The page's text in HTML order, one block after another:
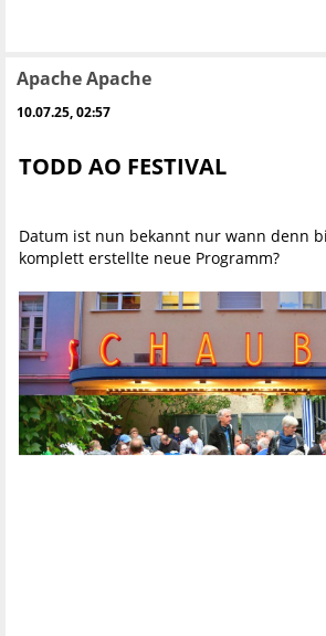
Apache Apache
10.07.25, 02:57
TODD AO FESTIVAL
Datum ist nun bekannt nur wann denn
komplett erstellte neue Programm?